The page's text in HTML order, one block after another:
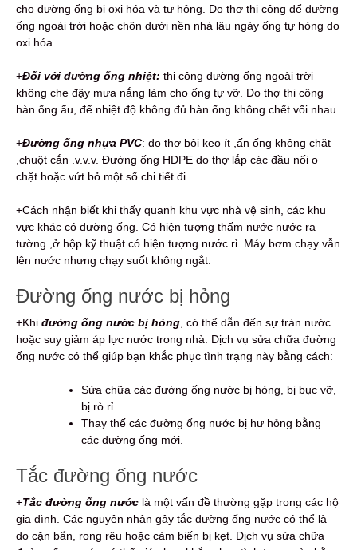
cho đường ống bị oxi hóa và tự hỏng. Do thợ thi công để đường
ống ngoài trời hoặc chôn dưới nền nhà lâu ngày ống tự hỏng do
oxi hóa.
+Đối với đường ống nhiệt: thi công đường ống ngoài trời
không che đậy mưa nắng làm cho ống tự vỡ. Do thợ thi công
hàn ống ẩu, để nhiệt độ không đủ hàn ống không chết vối nhau.
+Đường ống nhựa PVC: do thợ bôi keo ít ,ấn ống không chặt
,chuột cắn .v.v.v. Đường ống HDPE do thợ lắp các đầu nối o
chặt hoặc vứt bỏ một số chi tiết đi.
+Cách nhận biết khi thấy quanh khu vực nhà vệ sinh, các khu
vực khác có đường ống. Có hiện tượng thấm nước nước ra
tường ,ở hộp kỹ thuật có hiện tượng nước rỉ. Máy bơm chạy vẫn
lên nước nhưng chạy suốt không ngắt.
Đường ống nước bị hỏng
+Khi đường ống nước bị hỏng , có thể dẫn đến sự tràn nước
hoặc suy giảm áp lực nước trong nhà. Dịch vụ sửa chữa đường
ống nước có thể giúp bạn khắc phục tình trạng này bằng cách:
Sửa chữa các đường ống nước bị hỏng, bị bục vỡ,
bị rò rỉ.
Thay thế các đường ống nước bị hư hỏng bằng
các đường ống mới.
Tắc đường ống nước
+Tắc đường ống nước là một vấn đề thường gặp trong các hộ
gia đình. Các nguyên nhân gây tắc đường ống nước có thể là
do cặn bẩn, rong rêu hoặc cảm biến bị kẹt. Dịch vụ sửa chữa